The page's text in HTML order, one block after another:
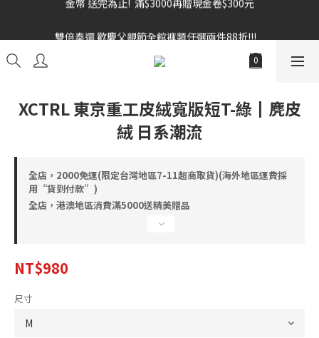
XCTRL 東京重工皮絨寬版短T-綠┃麂皮
絨 日系潮流
全店，2000免運(限定台灣地區7-11超商取貨)(海外地區運費採
用“貨到付款”)
全店，港澳地區消費滿5000送精美贈品
NT$980
尺寸